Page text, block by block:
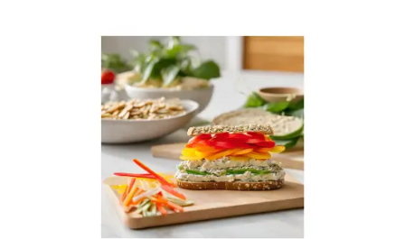
QUESOS
CON
SABORES
IRRESISTIBLES